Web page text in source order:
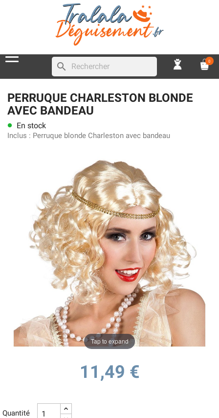
search 0
PERRUQUE CHARLESTON BLONDE
AVEC BANDEAU
lens En stock
Inclus : Perruque blonde Charleston avec bandeau
Tap to expand
11,49 €
Quantité